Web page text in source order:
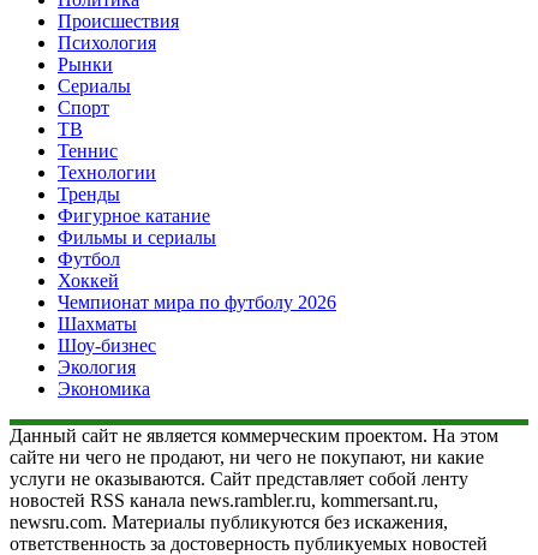
Происшествия
Психология
Рынки
Сериалы
Спорт
ТВ
Теннис
Технологии
Тренды
Фигурное катание
Фильмы и сериалы
Футбол
Хоккей
Чемпионат мира по футболу 2026
Шахматы
Шоу-бизнес
Экология
Экономика
Данный сайт не является коммерческим проектом. На этом
сайте ни чего не продают, ни чего не покупают, ни какие
услуги не оказываются. Сайт представляет собой ленту
новостей RSS канала news.rambler.ru, kommersant.ru,
newsru.com. Материалы публикуются без искажения,
ответственность за достоверность публикуемых новостей